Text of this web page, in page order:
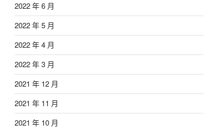
2022 年 6 月
2022 年 5 月
2022 年 4 月
2022 年 3 月
2021 年 12 月
2021 年 11 月
2021 年 10 月